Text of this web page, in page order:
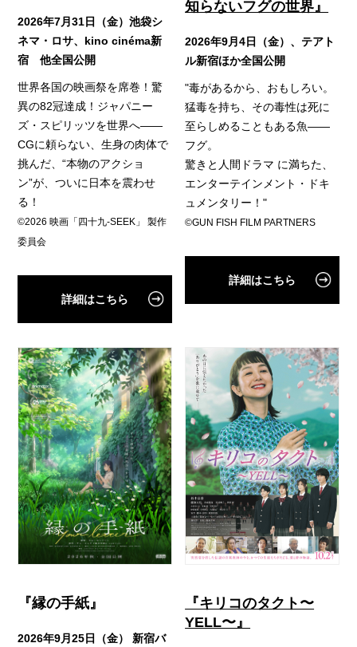
2026年7月31日（金）池袋シ
ネマ・ロサ、kino cinéma新
宿 他全国公開
世界各国の映画祭を席巻！驚
異の82冠達成！ジャパニー
ズ・スピリッツを世界へ――
CGに頼らない、生身の肉体で
挑んだ、“本物のアクショ
ン”が、ついに日本を震わせ
る！
©2026 映画「四十九-SEEK」 製作
委員会
詳細はこちら
知らないフグの世界』
2026年9月4日（金）、テアト
ル新宿ほか全国公開
"毒があるから、おもしろい。
猛毒を持ち、その毒性は死に
至らしめることもある魚――
フグ。
驚きと人間ドラマ に満ちた、
エンターテインメント・ドキ
ュメンタリー！"
©GUN FISH FILM PARTNERS
詳細はこちら
『縁の手紙』
2026年9月25日（金） 新宿バ
『キリコのタクト〜
YELL〜』